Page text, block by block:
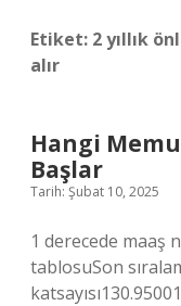
Etiket: 2 yıllık
alır
Hangi
Başlar
Tarih: Şubat 10, 2025
1 derecede maaş
tablosuSon